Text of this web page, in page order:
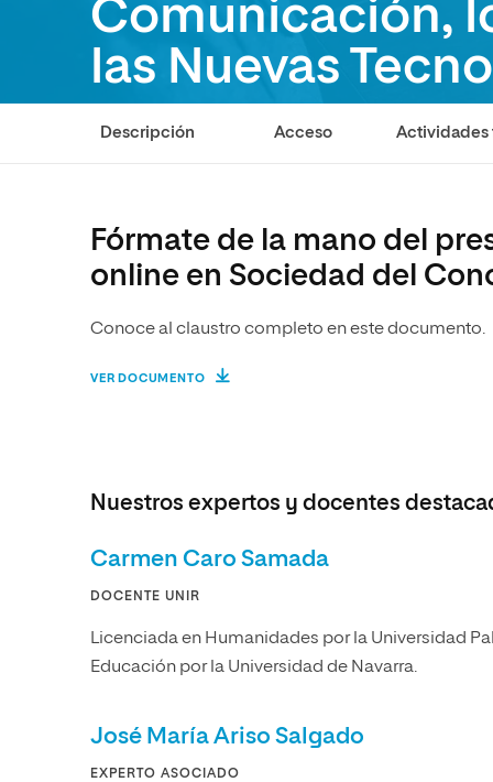
Ciencias
Diseño
Ciencias de la Salud
Ciencias Sociales
Humanidades
Ingeniería y Tecnología
Diseño
Ciencias de la Salud
Ciencias Sociales
Música
Escuela de Humanidades
Normas de Organización y
Funcionamiento
Comunicación,
las Nuevas
Claustro
Descripción Acceso Actividades
Fórmate de la mano del
online en Sociedad del
Conoce al claustro completo en este documento.
VER DOCUMENTO
Nuestros expertos y docentes
Carmen Caro Samada
DOCENTE UNIR
Licenciada en Humanidades por la Universidad
Educación por la Universidad de Navarra.
José María Ariso Salgado
EXPERTO ASOCIADO